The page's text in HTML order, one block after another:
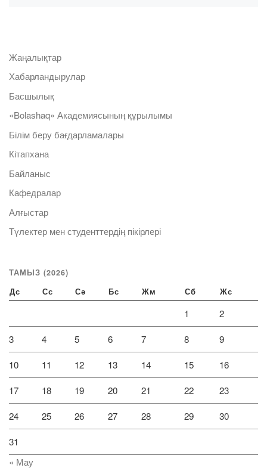
Жаңалықтар
Хабарландырулар
Басшылық
«Bolashaq» Академиясының құрылымы
Білім беру бағдарламалары
Кітапхана
Байланыс
Кафедралар
Алғыстар
Түлектер мен студенттердің пікірлері
ТАМЫЗ (2026)
Дс Сс Сә Бс Жм Сб Жс
1 2
3 4 5 6 7 8 9
10 11 12 13 14 15 16
17 18 19 20 21 22 23
24 25 26 27 28 29 30
31
« Мау